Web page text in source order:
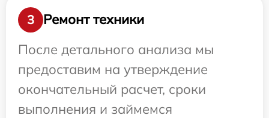
3
Ремонт техники
После детального анализа мы
предоставим на утверждение
окончательный расчет, сроки
выполнения и займемся